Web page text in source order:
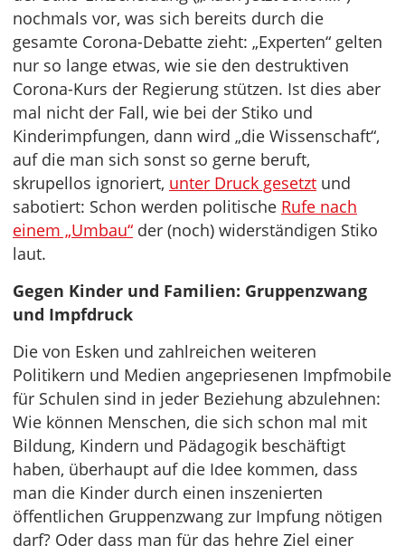
nochmals vor, was sich bereits durch die
gesamte Corona-Debatte zieht: „Experten“ gelten
nur so lange etwas, wie sie den destruktiven
Corona-Kurs der Regierung stützen. Ist dies aber
mal nicht der Fall, wie bei der Stiko und
Kinderimpfungen, dann wird „die Wissenschaft“,
auf die man sich sonst so gerne beruft,
skrupellos ignoriert, unter Druck gesetzt und
sabotiert: Schon werden politische Rufe nach
einem „Umbau“ der (noch) widerständigen Stiko
laut.
Gegen Kinder und Familien: Gruppenzwang
und Impfdruck
Die von Esken und zahlreichen weiteren
Politikern und Medien angepriesenen Impfmobile
für Schulen sind in jeder Beziehung abzulehnen:
Wie können Menschen, die sich schon mal mit
Bildung, Kindern und Pädagogik beschäftigt
haben, überhaupt auf die Idee kommen, dass
man die Kinder durch einen inszenierten
öffentlichen Gruppenzwang zur Impfung nötigen
darf? Oder dass man für das hehre Ziel einer